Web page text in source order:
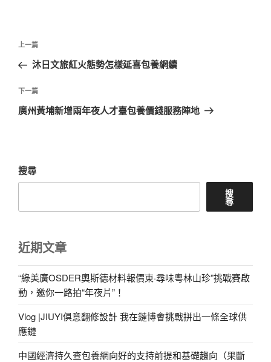
文
導
覽
上
一
文
章
上一篇
沐日文旅紅火態勢怎樣延喜包養網續
下
一
下一篇
廣州黃埔新增兩年夜人才臺包養價錢服務陣地
搜尋
搜
尋
近期文章
“綠美廣OSDER奧斯德材料報價東·尋味粵林山珍”挑戰賽啟
動，邀你一路拍“年夜片”！
Vlog |JIUYI俱意翻修設計 我在鏈博會挑戰拼出一條全球供
應鏈
中國經濟持久查包養網向好的支持前提和基礎趨向（果斷